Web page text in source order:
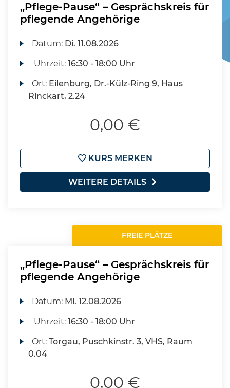
„Pflege-Pause“ – Gesprächskreis für
pflegende Angehörige
Datum: Di. 11.08.2026
Uhrzeit:16:30 - 18:00 Uhr
Ort: Eilenburg, Dr.-Külz-Ring 9, Haus
Rinckart, 2.24
0,00 €
KURS MERKEN
WEITERE DETAILS
FREIE PLÄTZE
„Pflege-Pause“ – Gesprächskreis für
pflegende Angehörige
Datum: Mi. 12.08.2026
Uhrzeit:16:30 - 18:00 Uhr
Ort:Torgau, Puschkinstr. 3, VHS, Raum
0.04
0,00 €